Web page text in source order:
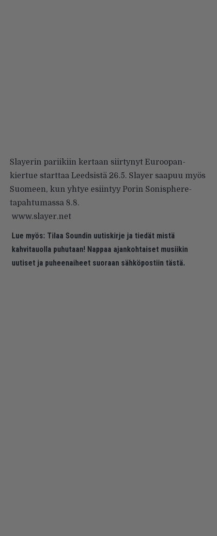
Slayerin pariikiin kertaan siirtynyt Euroopan-
kiertue starttaa Leedsistä 26.5. Slayer saapuu myös
Suomeen, kun yhtye esiintyy Porin Sonisphere-
tapahtumassa 8.8.
www.slayer.net
Lue myös: Tilaa Soundin uutiskirje ja tiedät mistä
kahvitauolla puhutaan! Nappaa ajankohtaiset musiikin
uutiset ja puheenaiheet suoraan sähköpostiin tästä.